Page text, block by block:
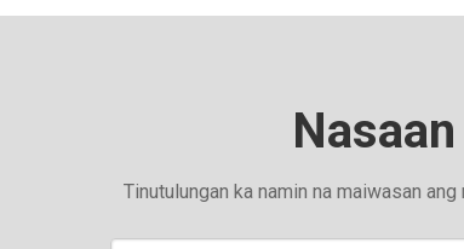
Tinutulungan ka namin na maiwasan